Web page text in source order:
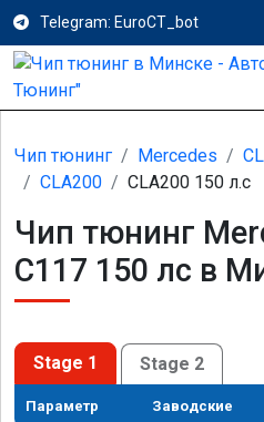
Telegram: EuroCT_bot
Чип тюнинг Mercedes
CLA200
CLA200 150 л.с
Чип тюнинг
C117 150 лс в
Stage 1 Stage 2
Параметр Заводские